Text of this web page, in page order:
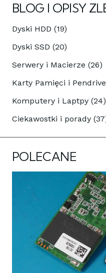
BLOG I OPISY
Dyski HDD (19)
Dyski SSD (20)
Serwery i Macierze (26)
Karty Pamięci i
Komputery i Laptpy (24)
Ciekawostki i porady
POLECANE